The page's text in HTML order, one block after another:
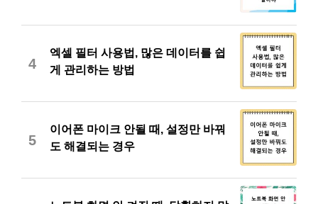
4
엑셀 필터 사용법, 많은 데이터를 쉽
게 관리하는 방법
5
이어폰 마이크 안될 때, 설정만 바꿔
도 해결되는 경우